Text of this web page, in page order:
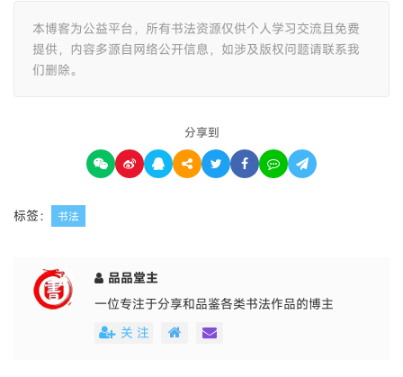
本博客为公益平台，所有书法资源仅供个人学习交流且免费
提供，内容多源自网络公开信息，如涉及版权问题请联系我
们删除。
分享到
标签： 书法
品品堂主
一位专注于分享和品鉴各类书法作品的博主
关 注